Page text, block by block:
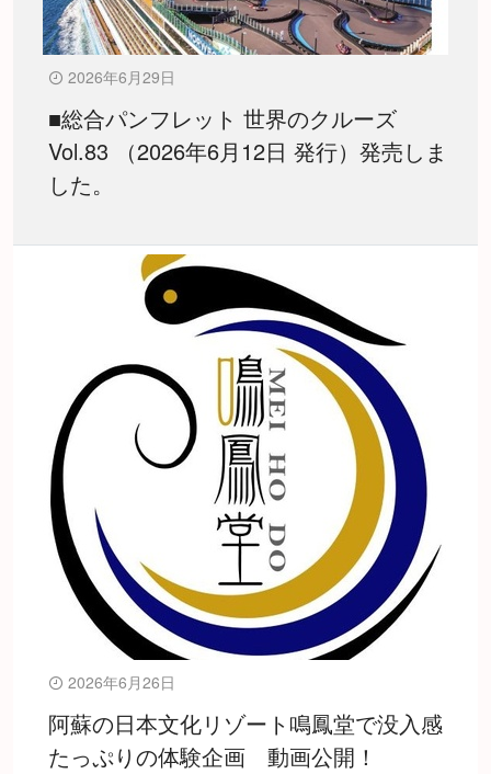
2026年6月29日
■総合パンフレット 世界のクルーズ
Vol.83 （2026年6月12日 発行）発売しま
した。
2026年6月26日
阿蘇の日本文化リゾート鳴鳳堂で没入感
たっぷりの体験企画 動画公開！